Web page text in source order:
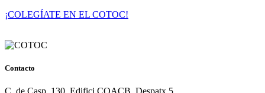
¡COLEGÍATE EN EL COTOC!
Contacto
C. de Casp, 130, Edifici COACB, Despatx 5